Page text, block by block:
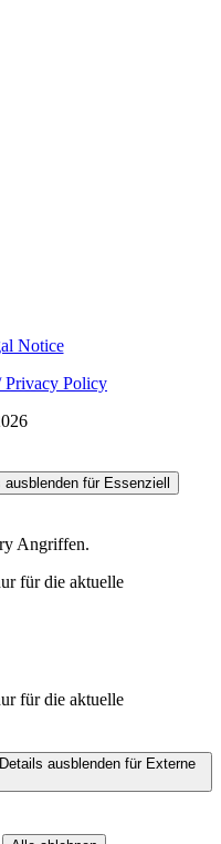
Notice
Privacy Policy
ausblenden für Essenziell
Angriffen.
für die aktuelle
für die aktuelle
Details ausblenden für Externe